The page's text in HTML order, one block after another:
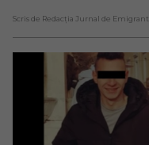
Scris de Redacția Jurnal de Emigrant